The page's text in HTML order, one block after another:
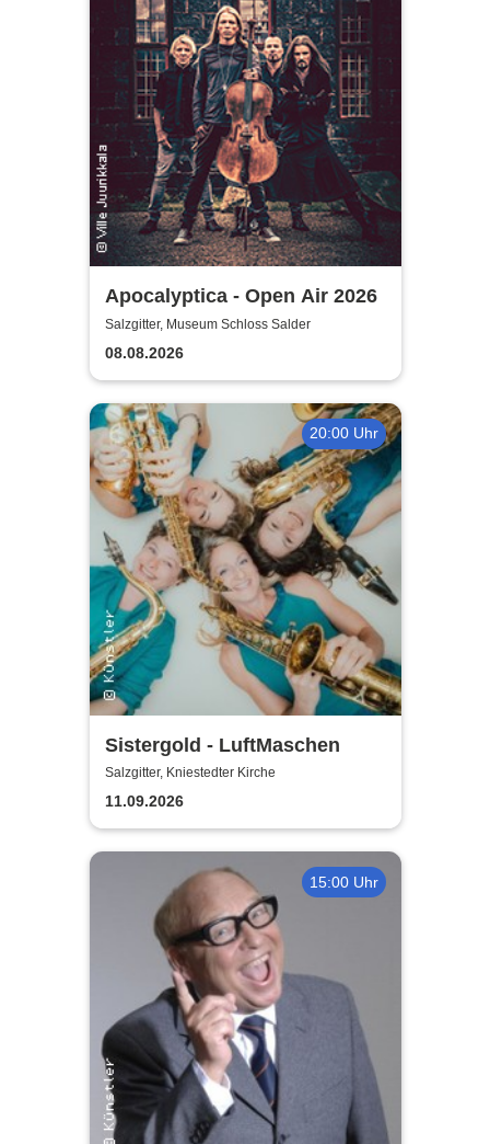
Apocalyptica - Open Air 2026
Salzgitter, Museum Schloss Salder
08.08.2026
20:00 Uhr
Sistergold - LuftMaschen
Salzgitter, Kniestedter Kirche
11.09.2026
15:00 Uhr